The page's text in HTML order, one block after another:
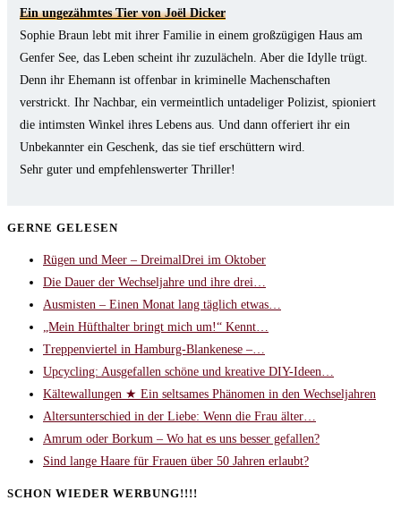
Ein ungezähmtes Tier von Joël Dicker
Sophie Braun lebt mit ihrer Familie in einem großzügigen Haus am
Genfer See, das Leben scheint ihr zuzulächeln. Aber die Idylle trügt.
Denn ihr Ehemann ist offenbar in kriminelle Machenschaften
verstrickt. Ihr Nachbar, ein vermeintlich untadeliger Polizist, spioniert
die intimsten Winkel ihres Lebens aus. Und dann offeriert ihr ein
Unbekannter ein Geschenk, das sie tief erschüttern wird.
Sehr guter und empfehlenswerter Thriller!
GERNE GELESEN
Rügen und Meer – DreimalDrei im Oktober
Die Dauer der Wechseljahre und ihre drei…
Ausmisten – Einen Monat lang täglich etwas…
„Mein Hüfthalter bringt mich um!“ Kennt…
Treppenviertel in Hamburg-Blankenese –…
Upcycling: Ausgefallen schöne und kreative DIY-Ideen…
Kältewallungen ★ Ein seltsames Phänomen in den Wechseljahren
Altersunterschied in der Liebe: Wenn die Frau älter…
Amrum oder Borkum – Wo hat es uns besser gefallen?
Sind lange Haare für Frauen über 50 Jahren erlaubt?
SCHON WIEDER WERBUNG!!!!